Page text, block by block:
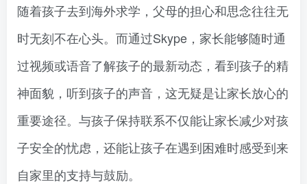
随着孩子去到海外求学，父母的担心和思念往往无
时无刻不在心头。而通过Skype，家长能够随时通
过视频或语音了解孩子的最新动态，看到孩子的精
神面貌，听到孩子的声音，这无疑是让家长放心的
重要途径。与孩子保持联系不仅能让家长减少对孩
子安全的忧虑，还能让孩子在遇到困难时感受到来
自家里的支持与鼓励。